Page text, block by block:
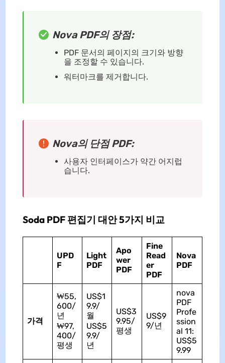
Nova PDF의 장점:
PDF 문서의 페이지의 크기와 방향
을 조정할 수 있습니다.
워터마크를 제거합니다.
Nova의 단점 PDF:
사용자 인터페이스가 약간 어지럽
습니다.
Soda PDF 편집기 대안 5가지 비교
UPD
F
Light
PDF
Apo
wer
PDF
Fine
Read
er
PDF
Nova
PDF
가격
₩55,
600/
년
₩97,
400/
평생
US$1
9.9/
월
US$5
9.9/
년
US$3
9.95/
평생
US$9
9/년
nova
PDF
Profe
ssion
al 11:
US$5
9.99